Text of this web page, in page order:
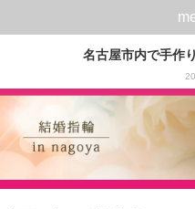
名古屋市内で手作